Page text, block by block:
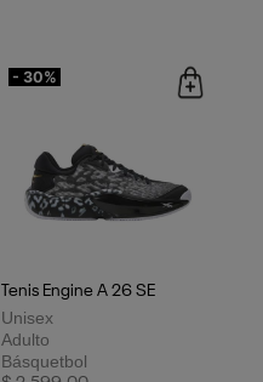
- 30%
Tenis Engine A 26 SE
Unisex
Adulto
Básquetbol